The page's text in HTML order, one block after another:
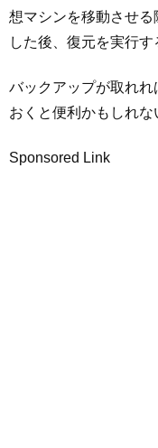
想マシンを移動させ
した後、復元を実行す
バックアップが取れ
おくと便利かもしれな
Sponsored Link